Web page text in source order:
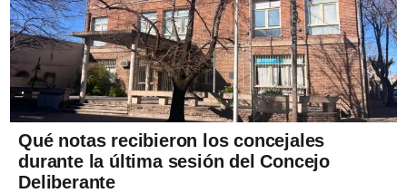
Qué notas recibieron los concejales
durante la última sesión del Concejo
Deliberante